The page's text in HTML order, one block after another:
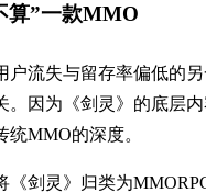
算”一款MMO
户流失与留存率偏低的
。因为《剑灵》的底层
统MMO的深度。
《剑灵》归类为